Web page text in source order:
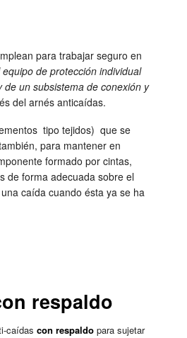
para trabajar seguro en
de protección individual
un subsistema de conexión y
del arnés anticaídas.
tipo tejidos) que se
para mantener en
formado por cintas,
de forma adecuada sobre el
caída cuando ésta ya se ha
respaldo
caídas con respaldo para sujetar